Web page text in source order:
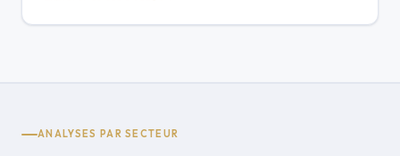
ANALYSES PAR SECTEUR